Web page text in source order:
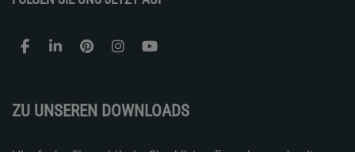
ZU UNSEREN DOWNLOADS